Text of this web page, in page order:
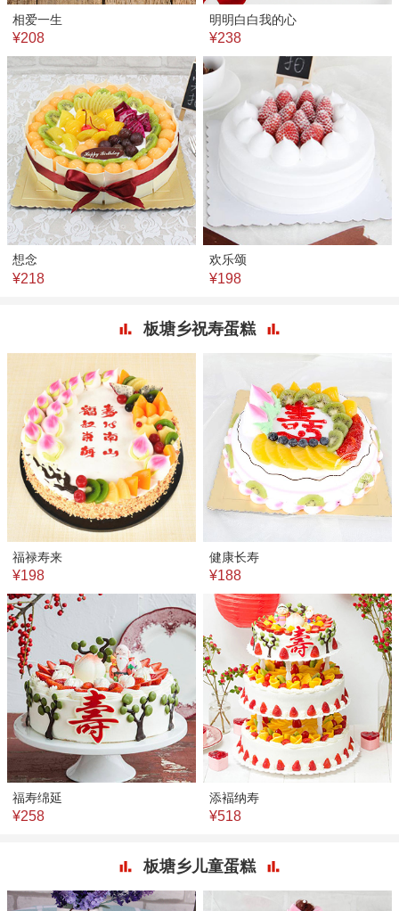
相爱一生
¥208
明明白白我的心
¥238
想念
¥218
欢乐颂
¥198
板塘乡祝寿蛋糕
福禄寿来
¥198
健康长寿
¥188
福寿绵延
¥258
添褔纳寿
¥518
板塘乡儿童蛋糕